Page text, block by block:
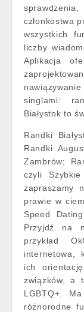
członkostwa
wszystkich
liczby
Aplikacja
singlami:
Białystok to
Randki
Randki
Zambrów;
czyli
zapraszamy
prawie w
Speed
Przyjdź na
przykład
internetowa,
ich
związków, a
LGBTQ+.
różnorodne